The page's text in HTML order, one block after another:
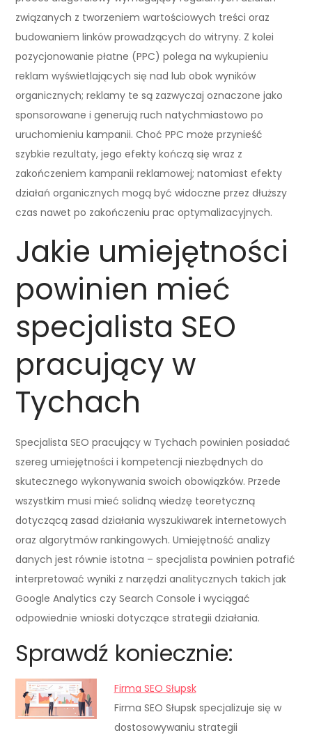
związanych z tworzeniem wartościowych treści oraz
budowaniem linków prowadzących do witryny. Z kolei
pozycjonowanie płatne (PPC) polega na wykupieniu
reklam wyświetlających się nad lub obok wyników
organicznych; reklamy te są zazwyczaj oznaczone jako
sponsorowane i generują ruch natychmiastowo po
uruchomieniu kampanii. Choć PPC może przynieść
szybkie rezultaty, jego efekty kończą się wraz z
zakończeniem kampanii reklamowej; natomiast efekty
działań organicznych mogą być widoczne przez dłuższy
czas nawet po zakończeniu prac optymalizacyjnych.
Jakie umiejętności
powinien mieć
specjalista SEO
pracujący w
Tychach
Specjalista SEO pracujący w Tychach powinien posiadać
szereg umiejętności i kompetencji niezbędnych do
skutecznego wykonywania swoich obowiązków. Przede
wszystkim musi mieć solidną wiedzę teoretyczną
dotyczącą zasad działania wyszukiwarek internetowych
oraz algorytmów rankingowych. Umiejętność analizy
danych jest równie istotna – specjalista powinien potrafić
interpretować wyniki z narzędzi analitycznych takich jak
Google Analytics czy Search Console i wyciągać
odpowiednie wnioski dotyczące strategii działania.
Sprawdź koniecznie:
Firma SEO Słupsk
Firma SEO Słupsk specjalizuje się w
dostosowywaniu strategii